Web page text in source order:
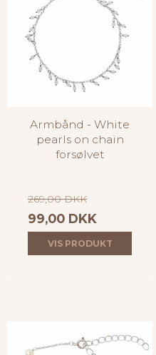
Armbånd - White
pearls on chain
forsølvet
269,00 DKK
99,00 DKK
VIS PRODUKT